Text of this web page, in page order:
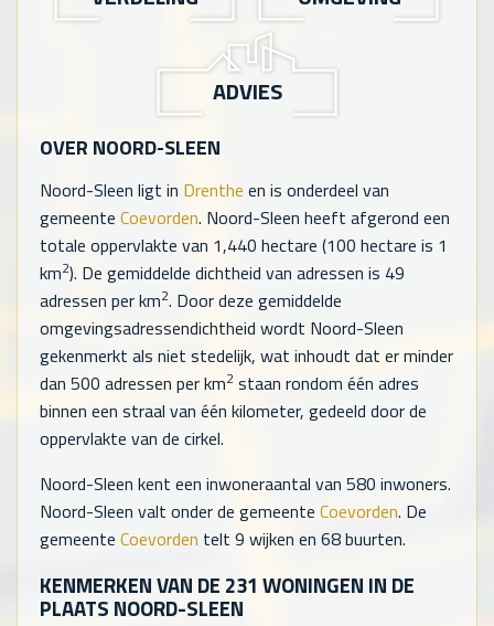
ADVIES
OVER NOORD-SLEEN
Noord-Sleen ligt in Drenthe en is onderdeel van
gemeente Coevorden. Noord-Sleen heeft afgerond een
totale oppervlakte van 1,440 hectare (100 hectare is 1
km2). De gemiddelde dichtheid van adressen is 49
adressen per km2. Door deze gemiddelde
omgevingsadressendichtheid wordt Noord-Sleen
gekenmerkt als niet stedelijk, wat inhoudt dat er minder
dan 500 adressen per km2 staan rondom één adres
binnen een straal van één kilometer, gedeeld door de
oppervlakte van de cirkel.
Noord-Sleen kent een inwoneraantal van 580 inwoners.
Noord-Sleen valt onder de gemeente Coevorden. De
gemeente Coevorden telt 9 wijken en 68buurten.
KENMERKEN VAN DE 231 WONINGEN IN DE
PLAATS NOORD-SLEEN